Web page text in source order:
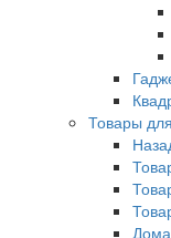
Товары